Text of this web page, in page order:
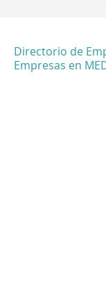
Directorio de
Empresas en